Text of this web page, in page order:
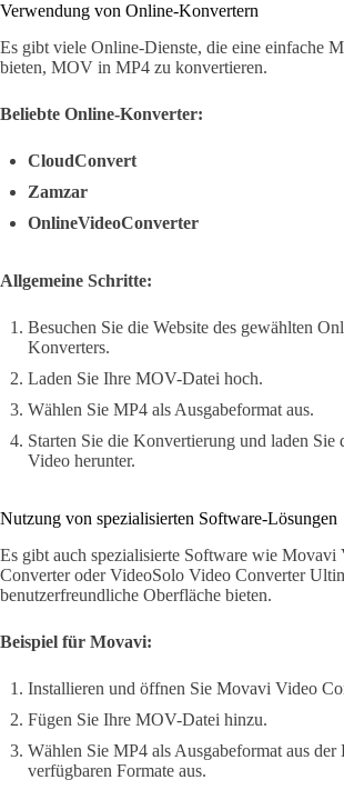
Verwendung von Online-Konvertern
Es gibt viele Online-Dienste, die eine einfache
bieten, MOV in MP4 zu konvertieren.
Beliebte Online-Konverter:
CloudConvert
Zamzar
OnlineVideoConverter
Allgemeine Schritte:
Besuchen Sie die Website des gewählten
Konverters.
Laden Sie Ihre MOV-Datei hoch.
Wählen Sie MP4 als Ausgabeformat aus.
Starten Sie die Konvertierung und laden Sie
Video herunter.
Nutzung von spezialisierten Software-Lösungen
Es gibt auch spezialisierte Software wie Movavi
Converter oder VideoSolo Video Converter
benutzerfreundliche Oberfläche bieten.
Beispiel für Movavi:
Installieren und öffnen Sie Movavi Video
Fügen Sie Ihre MOV-Datei hinzu.
Wählen Sie MP4 als Ausgabeformat aus der
verfügbaren Formate aus.